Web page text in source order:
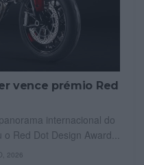
vence prémio Red
internacional do
Red Dot Design Award...
2026